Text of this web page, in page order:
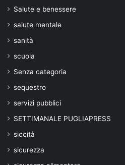
Salute e benessere
salute mentale
sanità
scuola
Senza categoria
sequestro
servizi pubblici
SETTIMANALE PUGLIAPRESS
siccità
sicurezza